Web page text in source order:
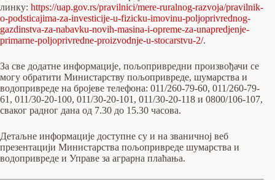
линку: https://uap.gov.rs/pravilnici/mere-ruralnog-razvoja/pravilnik-
o-podsticajima-za-investicije-u-fizicku-imovinu-poljoprivrednog-
gazdinstva-za-nabavku-novih-masina-i-opreme-za-unapredjenje-
primarne-poljoprivredne-proizvodnje-u-stocarstvu-2/.
За све додатне информације, пољопривредни произвођачи се
могу обратити Министарству пољопривреде, шумарства и
водопривреде на бројеве телефона: 011/260-79-60, 011/260-79-
61, 011/30-20-100, 011/30-20-101, 011/30-20-118 и 0800/106-107,
сваког радног дана од 7.30 до 15.30 часова.
Детаљне информације доступне су и на званичној веб
презентацији Министарства пољопривреде шумарства и
водопривреде и Управе за аграрна плаћања.